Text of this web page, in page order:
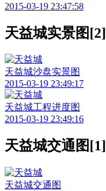
2015-03-19 23:47:58
天益城实景图[2]
天益城沙盘实景图
2015-03-19 23:49:17
天益城工程进度图
2015-03-19 23:49:16
天益城交通图[1]
天益城交通图